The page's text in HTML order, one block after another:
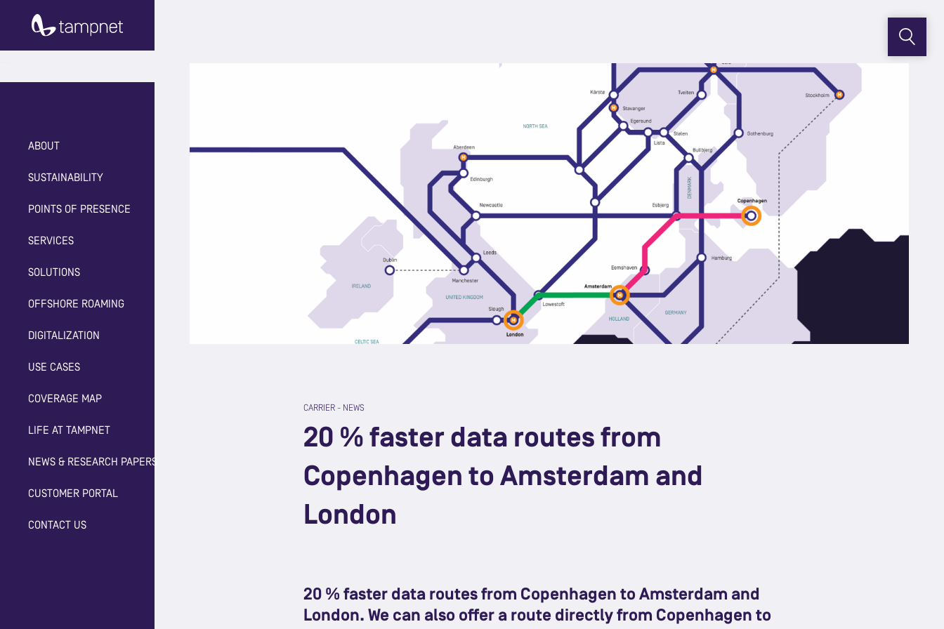
ABOUT
SUSTAINABILITY
POINTS OF PRESENCE
SERVICES
SOLUTIONS
OFFSHORE ROAMING
DIGITALIZATION
USE CASES
COVERAGE MAP
LIFE AT TAMPNET
NEWS & RESEARCH PAPERS
CUSTOMER PORTAL
CONTACT US
CARRIER - NEWS
20 % faster data routes from
Copenhagen to Amsterdam and
London
20 % faster data routes from Copenhagen to Amsterdam and
London. We can also offer a route directly from Copenhagen to